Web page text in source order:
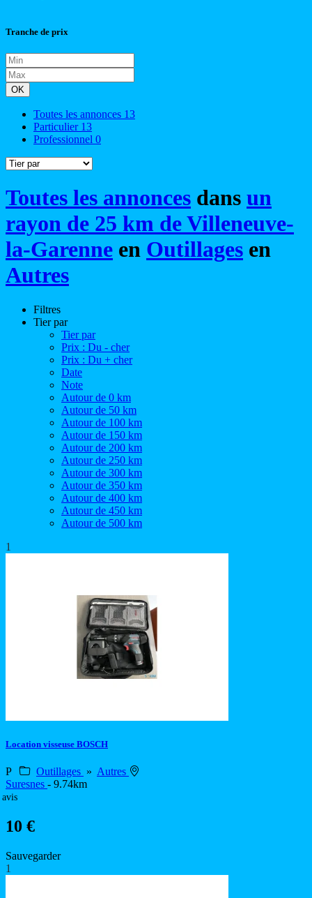
Tranche de prix
OK
Toutes les annonces 13
Particulier 13
Professionnel 0
Toutes les annonces dans un
rayon de 25 km de Villeneuve-
la-Garenne en Outillages en
Autres
Filtres
Tier par
Tier par
Prix : Du - cher
Prix : Du + cher
Date
Note
Autour de 0 km
Autour de 50 km
Autour de 100 km
Autour de 150 km
Autour de 200 km
Autour de 250 km
Autour de 300 km
Autour de 350 km
Autour de 400 km
Autour de 450 km
Autour de 500 km
1
Location visseuse BOSCH
P Outillages » Autres
Suresnes - 9.74km
avis
10 €
Sauvegarder
1